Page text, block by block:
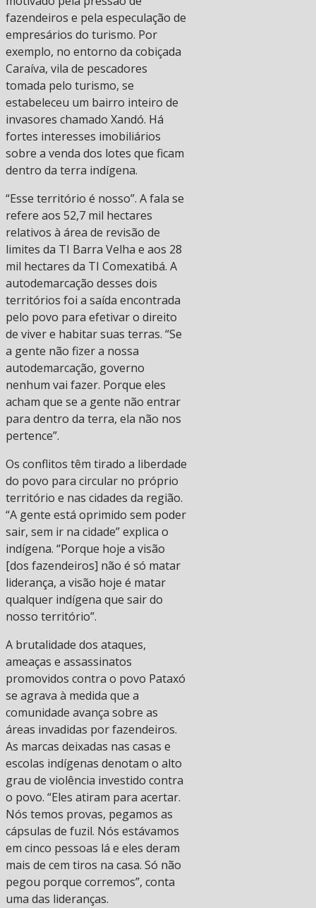
fazendeiros e pela especulação de
empresários do turismo. Por
exemplo, no entorno da cobiçada
Caraíva, vila de pescadores
tomada pelo turismo, se
estabeleceu um bairro inteiro de
invasores chamado Xandó. Há
fortes interesses imobiliários
sobre a venda dos lotes que ficam
dentro da terra indígena.
“Esse território é nosso”. A fala se
refere aos 52,7 mil hectares
relativos à área de revisão de
limites da TI Barra Velha e aos 28
mil hectares da TI Comexatibá. A
autodemarcação desses dois
territórios foi a saída encontrada
pelo povo para efetivar o direito
de viver e habitar suas terras. “Se
a gente não fizer a nossa
autodemarcação, governo
nenhum vai fazer. Porque eles
acham que se a gente não entrar
para dentro da terra, ela não nos
pertence”.
Os conflitos têm tirado a liberdade
do povo para circular no próprio
território e nas cidades da região.
“A gente está oprimido sem poder
sair, sem ir na cidade” explica o
indígena. “Porque hoje a visão
[dos fazendeiros] não é só matar
liderança, a visão hoje é matar
qualquer indígena que sair do
nosso território”.
A brutalidade dos ataques,
ameaças e assassinatos
promovidos contra o povo Pataxó
se agrava à medida que a
comunidade avança sobre as
áreas invadidas por fazendeiros.
As marcas deixadas nas casas e
escolas indígenas denotam o alto
grau de violência investido contra
o povo. “Eles atiram para acertar.
Nós temos provas, pegamos as
cápsulas de fuzil. Nós estávamos
em cinco pessoas lá e eles deram
mais de cem tiros na casa. Só não
pegou porque corremos”, conta
uma das lideranças.